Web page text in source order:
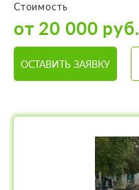
Стоимость
от 20 000 руб.
ОСТАВИТЬ ЗАЯВКУ